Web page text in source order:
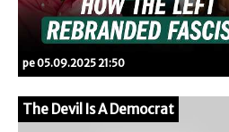
pe 05.09.2025 21:50
The Devil Is A Democrat